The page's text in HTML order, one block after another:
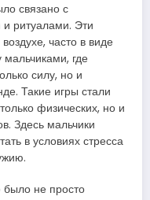
связано с
ритуалами. Эти
часто в виде
где
силу, но и
Такие игры стали
физических, но и
Здесь мальчики
в условиях стресса
было не просто